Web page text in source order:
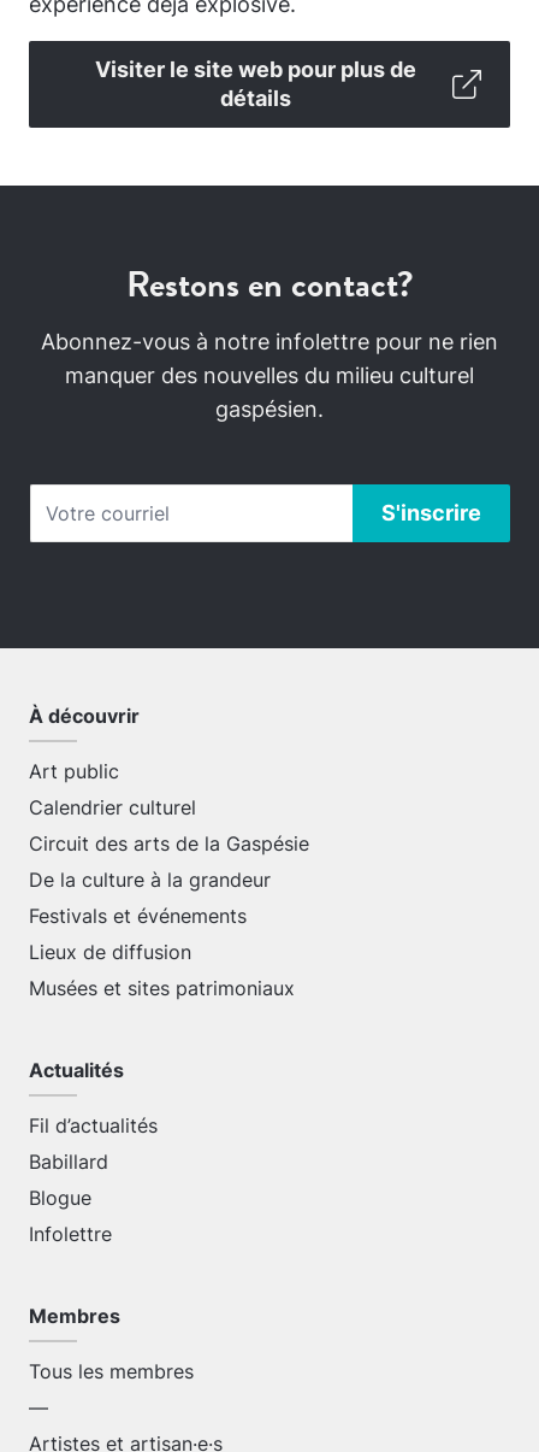
Visiter le site web pour plus de
détails
Restons en contact?
Abonnez-vous à notre infolettre pour ne rien
manquer des nouvelles du milieu culturel
gaspésien.
À découvrir
Art public
Calendrier culturel
Circuit des arts de la Gaspésie
De la culture à la grandeur
Festivals et événements
Lieux de diffusion
Musées et sites patrimoniaux
Actualités
Fil d’actualités
Babillard
Blogue
Infolettre
Membres
Tous les membres
—
Artistes et artisan·e·s